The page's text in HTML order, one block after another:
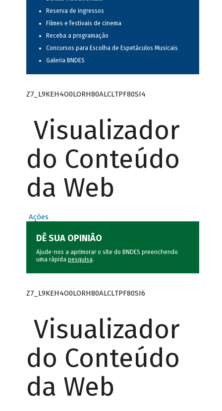
Reserva de ingressos
Filmes e festivais de cinema
Receba a programação
Concursos para Escolha de Espetáculos Musicais
Galeria BNDES
Z7_L9KEH4O0LORH80ALCLTPF80SI4
Visualizador
do Conteúdo
da Web
Ações
DÊ SUA OPINIÃO
Ajude-nos a aprimorar o site do BNDES preenchendo
uma rápida pesquisa.
Z7_L9KEH4O0LORH80ALCLTPF80SI6
Visualizador
do Conteúdo
da Web